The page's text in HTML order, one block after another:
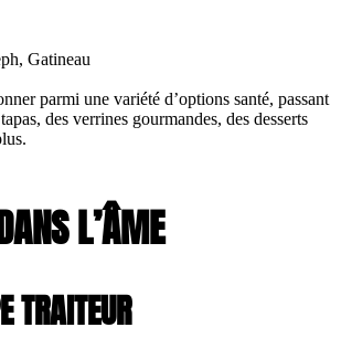
Gatineau
parmi une variété d’options santé, passant
des verrines gourmandes, des desserts
L’ÂME
TRAITEUR